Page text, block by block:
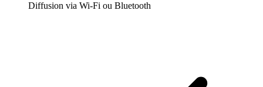
Diffusion via Wi-Fi ou Bluetooth